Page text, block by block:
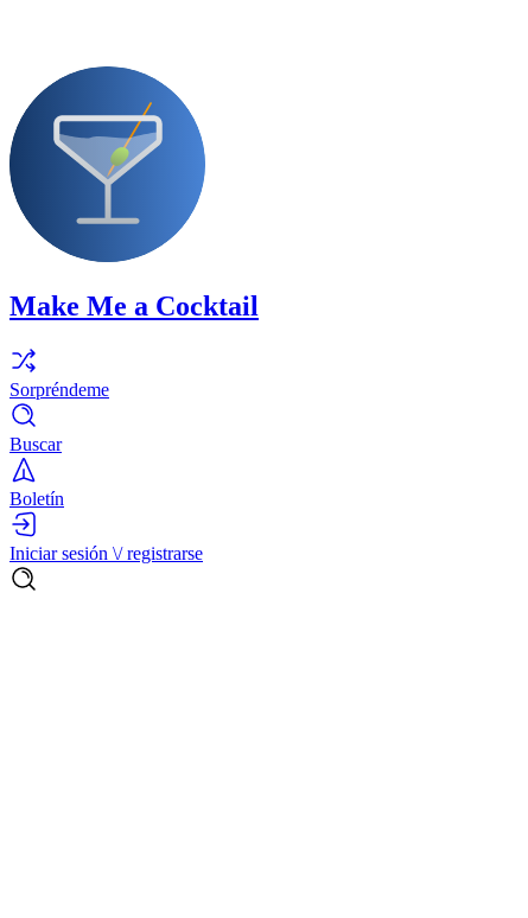
Make Me a Cocktail
Sorpréndeme
Buscar
Boletín
Iniciar sesión \/ registrarse